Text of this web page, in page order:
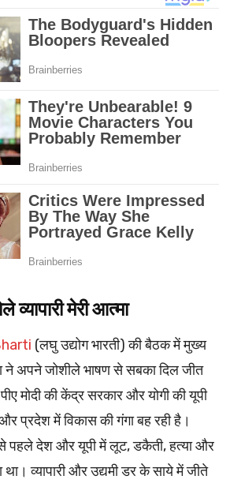
व्यापारी मेरी आत्मा
(लघु उद्योग भारती) की बैठक में मुख्य
ने अपने जोशीले भाषण से सबका दिल जीत
मोदी की केंद्र सरकार और योगी की यूपी
प्रदेश में विकास की गंगा बह रही है।
देश और यूपी में लूट, डकैती, हत्या और
था। व्यापारी और उद्यमी डर के साये में जीते